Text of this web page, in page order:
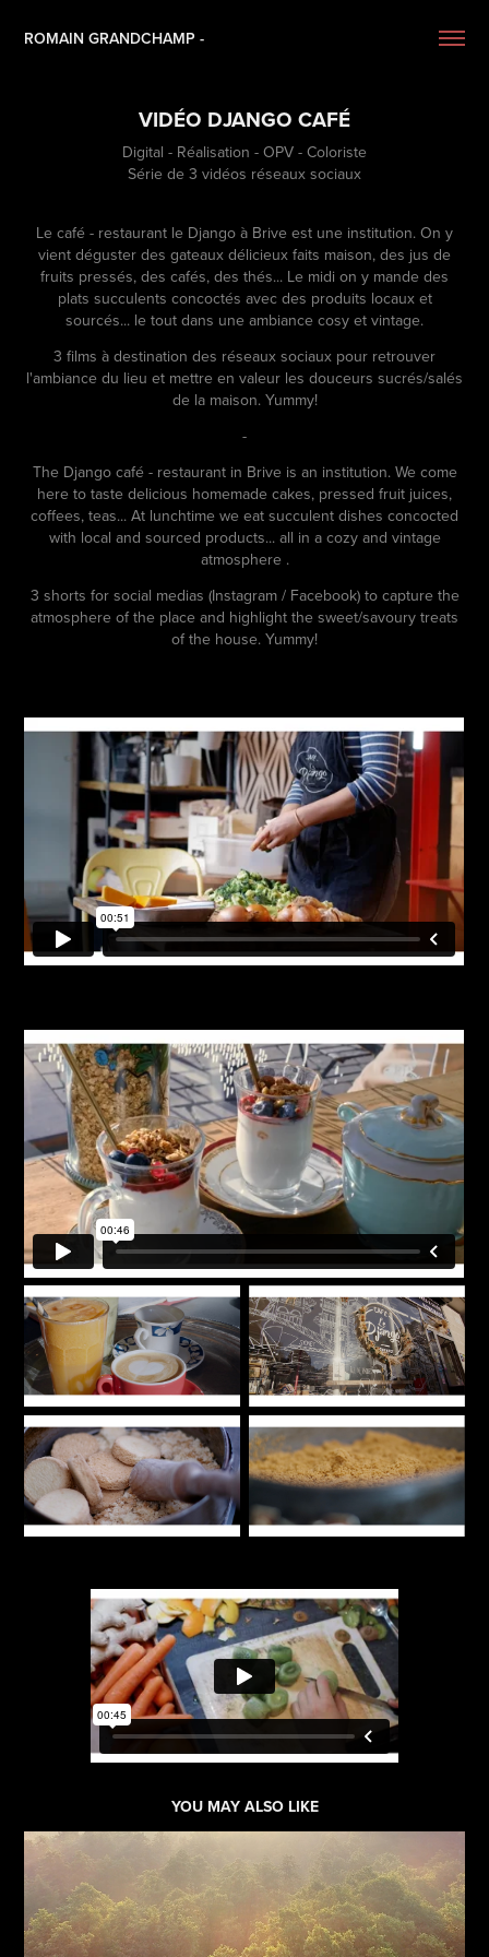
ROMAIN GRANDCHAMP -
VIDÉO DJANGO CAFÉ
Digital - Réalisation - OPV - Coloriste
Série de 3 vidéos réseaux sociaux
Le café - restaurant le Django à Brive est une institution. On y
vient déguster des gateaux délicieux faits maison, des jus de
fruits pressés, des cafés, des thés... Le midi on y mande des
plats succulents concoctés avec des produits locaux et
sourcés... le tout dans une ambiance cosy et vintage.
3 films à destination des réseaux sociaux pour retrouver
l'ambiance du lieu et mettre en valeur les douceurs sucrés/salés
de la maison. Yummy!
-
The Django café - restaurant in Brive is an institution. We come
here to taste delicious homemade cakes, pressed fruit juices,
coffees, teas... At lunchtime we eat succulent dishes concocted
with local and sourced products... all in a cozy and vintage
atmosphere .
3 shorts for social medias (Instagram / Facebook) to capture the
atmosphere of the place and highlight the sweet/savoury treats
of the house. Yummy!
YOU MAY ALSO LIKE